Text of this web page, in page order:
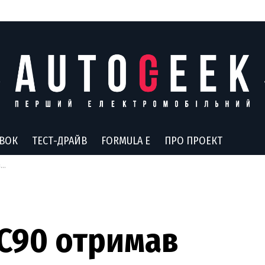
ТЕСТ-ДРАЙВ FORMULA E ПРО ПРОЕКТ
отримав